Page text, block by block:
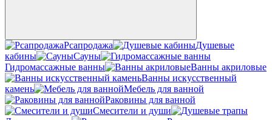
Рсапродажа
Душевые
кабины
Сауны
Гидромассажные ванны
Ванны акриловые
Ванны искусственный
камень
Мебель для ванной
Раковины для ванной
Смесители и души